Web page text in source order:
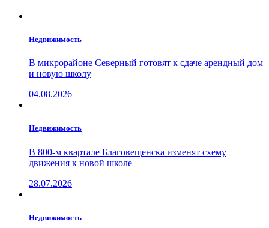
Недвижимость
В микрорайоне Северный готовят к сдаче арендный дом
и новую школу
04.08.2026
Недвижимость
В 800-м квартале Благовещенска изменят схему
движения к новой школе
28.07.2026
Недвижимость